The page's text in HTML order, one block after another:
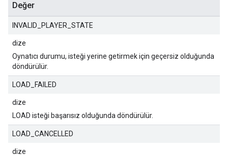
Değer
INVALID_PLAYER_STATE
dize
Oynatıcı durumu, isteği yerine getirmek için geçersiz olduğunda
döndürülür.
LOAD_FAILED
dize
LOAD isteği başarısız olduğunda döndürülür.
LOAD_CANCELLED
dize